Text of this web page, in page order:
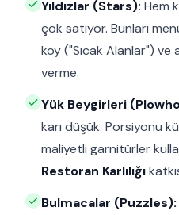
Yıldızlar (Stars): Hem
çok satıyor. Bunları
koy ("Sıcak Alanlar")
verme.
Yük Beygirleri
karı düşük. Porsiyonu
maliyetli garnitürler
Restoran Karlılığı
Bulmacalar (Puzzles):